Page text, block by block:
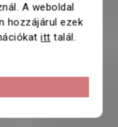
A weboldal
hozzájárul ezek
itt talál.